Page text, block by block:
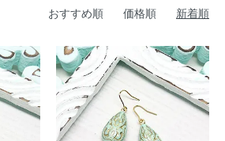
おすすめ順 価格順 新着順